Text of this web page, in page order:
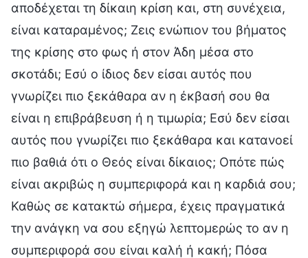
αποδέχεται τη δίκαιη κρίση και, στη συνέχεια,
είναι καταραμένος; Ζεις ενώπιον του βήματος
της κρίσης στο φως ή στον Άδη μέσα στο
σκοτάδι; Εσύ ο ίδιος δεν είσαι αυτός που
γνωρίζει πιο ξεκάθαρα αν η έκβασή σου θα
είναι η επιβράβευση ή η τιμωρία; Εσύ δεν είσαι
αυτός που γνωρίζει πιο ξεκάθαρα και κατανοεί
πιο βαθιά ότι ο Θεός είναι δίκαιος; Οπότε πώς
είναι ακριβώς η συμπεριφορά και η καρδιά σου;
Καθώς σε κατακτώ σήμερα, έχεις πραγματικά
την ανάγκη να σου εξηγώ λεπτομερώς το αν η
συμπεριφορά σου είναι καλή ή κακή; Πόσα